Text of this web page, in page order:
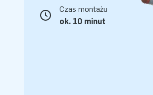
Czas montażu
ok. 10 minut